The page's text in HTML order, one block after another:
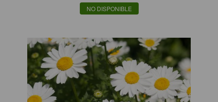
NO DISPONIBLE